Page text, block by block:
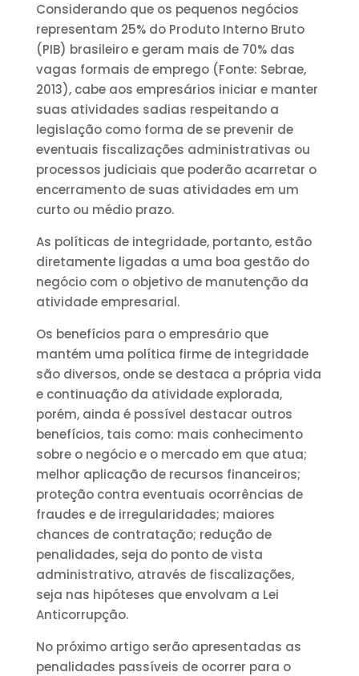
Considerando que os pequenos negócios
representam 25% do Produto Interno Bruto
(PIB) brasileiro e geram mais de 70% das
vagas formais de emprego (Fonte: Sebrae,
2013), cabe aos empresários iniciar e manter
suas atividades sadias respeitando a
legislação como forma de se prevenir de
eventuais fiscalizações administrativas ou
processos judiciais que poderão acarretar o
encerramento de suas atividades em um
curto ou médio prazo.
As políticas de integridade, portanto, estão
diretamente ligadas a uma boa gestão do
negócio com o objetivo de manutenção da
atividade empresarial.
Os benefícios para o empresário que
mantém uma política firme de integridade
são diversos, onde se destaca a própria vida
e continuação da atividade explorada,
porém, ainda é possível destacar outros
benefícios, tais como: mais conhecimento
sobre o negócio e o mercado em que atua;
melhor aplicação de recursos financeiros;
proteção contra eventuais ocorrências de
fraudes e de irregularidades; maiores
chances de contratação; redução de
penalidades, seja do ponto de vista
administrativo, através de fiscalizações,
seja nas hipóteses que envolvam a Lei
Anticorrupção.
No próximo artigo serão apresentadas as
penalidades passíveis de ocorrer para o